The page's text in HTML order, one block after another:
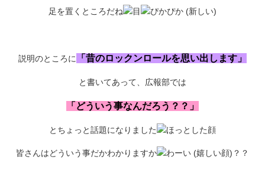
足を置くところだね
説明のところに 「昔のロックンロールを思い出します」
と書いてあって、広報部では
「どういう事なんだろう？？」
とちょっと話題になりました
皆さんはどういう事だかわかりますか ？？